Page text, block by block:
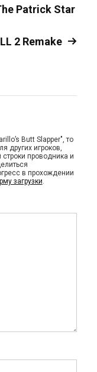
Patrick Star
2 Remake
Butt Slapper", то
других игроков,
проводника и
в прохождении
загрузки.